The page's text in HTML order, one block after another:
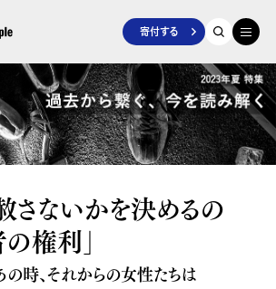
寄付する
さないかを決めるの
権利」
時、それからの女性たちは